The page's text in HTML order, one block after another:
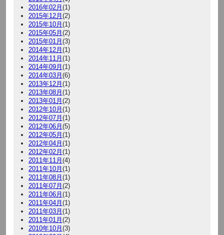
2016年02月(1)
2015年12月(2)
2015年10月(1)
2015年05月(2)
2015年01月(3)
2014年12月(1)
2014年11月(1)
2014年09月(1)
2014年03月(6)
2013年12月(1)
2013年08月(1)
2013年01月(2)
2012年10月(1)
2012年07月(1)
2012年06月(5)
2012年05月(1)
2012年04月(1)
2012年02月(1)
2011年11月(4)
2011年10月(1)
2011年08月(1)
2011年07月(2)
2011年06月(1)
2011年04月(1)
2011年03月(1)
2011年01月(2)
2010年10月(3)